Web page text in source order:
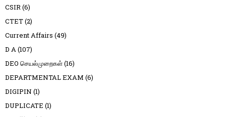
CSIR(6)
CTET(2)
Current Affairs (49)
D A(107)
DEO செயல்முறைகள்(16)
DEPARTMENTAL EXAM (6)
DIGIPIN (1)
DUPLICATE (1)